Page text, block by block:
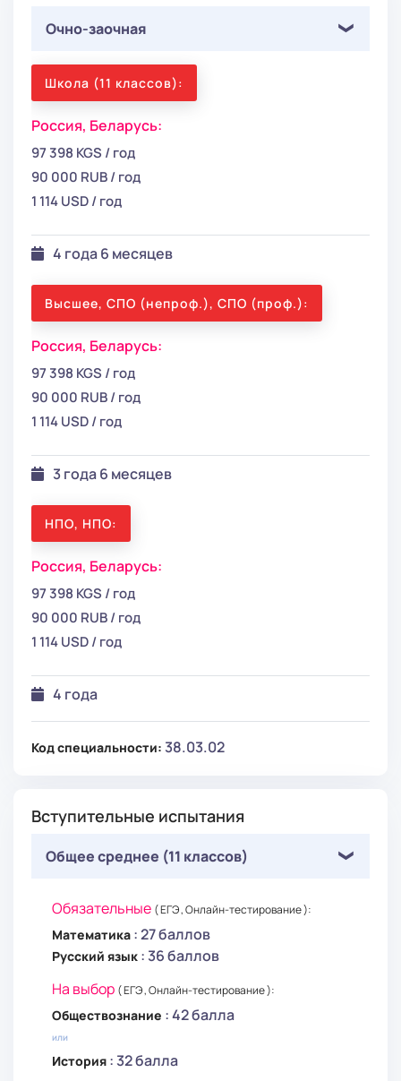
Очно-заочная
Школа (11 классов):
Россия, Беларусь:
97 398 KGS / год
90 000 RUB / год
1 114 USD / год
4 года 6 месяцев
Высшее, СПО (непроф.), СПО (проф.):
Россия, Беларусь:
97 398 KGS / год
90 000 RUB / год
1 114 USD / год
3 года 6 месяцев
НПО, НПО:
Россия, Беларусь:
97 398 KGS / год
90 000 RUB / год
1 114 USD / год
4 года
Код специальности: 38.03.02
Вступительные испытания
Общее среднее (11 классов)
Обязательные ( ЕГЭ , Онлайн-тестирование ):
Математика : 27 баллов
Русский язык : 36 баллов
На выбор ( ЕГЭ , Онлайн-тестирование ):
Обществознание : 42 балла
или
История : 32 балла